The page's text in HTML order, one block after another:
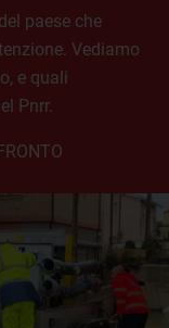
paese che
Vediamo
e quali
Pnrr.